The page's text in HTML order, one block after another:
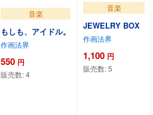
音楽
もしも、アイドル。
作画法界
550 円
販売数:4
音楽
JEWELRY BOX
作画法界
1,100 円
販売数:5